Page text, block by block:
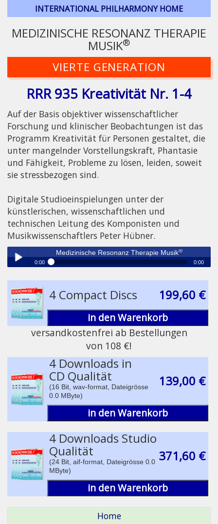
INTERNATIONAL PHILHARMONY HOME
MEDIZINISCHE RESONANZ THERAPIE
MUSIK®
VIERTE GENERATION
RRR 935 Kreativität Nr. 1-4
Auf der Basis objektiver wissenschaftlicher
Forschung und klinischer Beobachtungen ist das
Programm Kreativität für Personen gestaltet, die
unter mangelnder Vorstellungskraft, Phantasie
und Fähigkeit, Probleme zu lösen, leiden, soweit
sie stressbezogen sind.
Digitale Studioeinspielungen unter der
künstlerischen, wissenschaftlichen und
technischen Leitung des Komponisten und
Musikwissenschaftlers Peter Hübner.
Play /
pause
Medizinische Resonanz Therapie Musik®
0:00 0:00
4 Compact Discs 199,60 €
in den Warenkorb
versandkostenfrei ab Bestellungen
von 108 €!
4 Downloads in
CD Qualität
(16 Bit, wav-format, Dateigrösse
0.0 MByte)
139,00 €
in den Warenkorb
4 Downloads Studio
Qualität
(24 Bit, aif-format, Dateigrösse 0.0
MByte)
371,60 €
in den Warenkorb
Home